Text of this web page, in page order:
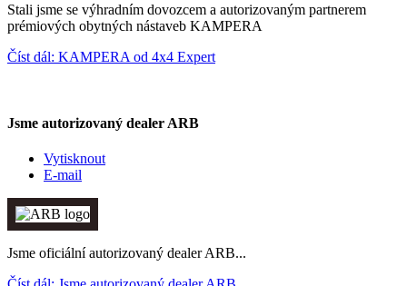
Stali jsme se výhradním dovozcem a autorizovaným partnerem
prémiových obytných nástaveb KAMPERA
Číst dál: KAMPERA od 4x4 Expert
Jsme autorizovaný dealer ARB
Vytisknout
E-mail
Jsme oficiální autorizovaný dealer ARB...